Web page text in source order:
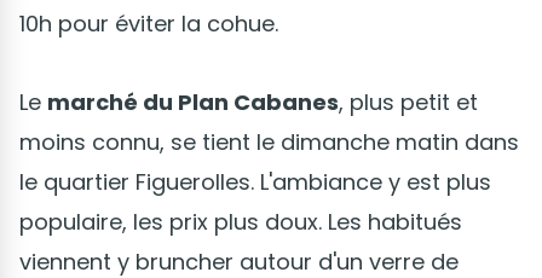
10h pour éviter la cohue.
Le marché du Plan Cabanes, plus petit et
moins connu, se tient le dimanche matin dans
le quartier Figuerolles. L'ambiance y est plus
populaire, les prix plus doux. Les habitués
viennent y bruncher autour d'un verre de